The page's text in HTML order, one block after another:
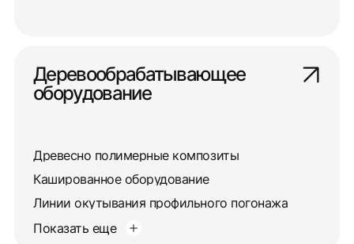
Деревообрабатывающее
оборудование
Древесно полимерные композиты
Кашированное оборудование
Линии окутывания профильного погонажа
Показать еще